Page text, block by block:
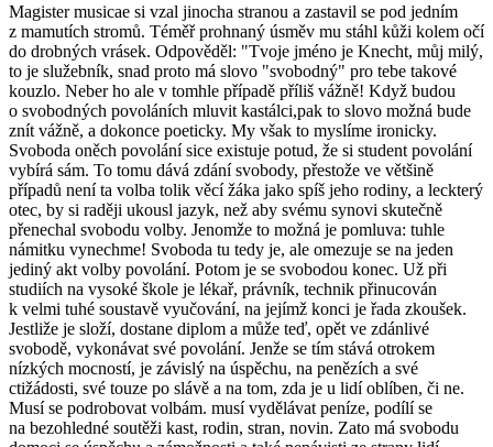
Magister musicae si vzal jinocha stranou a zastavil se pod jedním
z mamutích stromů. Téměř prohnaný úsměv mu stáhl kůži kolem očí
do drobných vrásek. Odpověděl: "Tvoje jméno je Knecht, můj milý,
to je služebník, snad proto má slovo "svobodný" pro tebe takové
kouzlo. Neber ho ale v tomhle případě příliš vážně! Když budou
o svobodných povoláních mluvit kastálci,pak to slovo možná bude
znít vážně, a dokonce poeticky. My však to myslíme ironicky.
Svoboda oněch povolání sice existuje potud, že si student povolání
vybírá sám. To tomu dává zdání svobody, přestože ve většině
případů není ta volba tolik věcí žáka jako spíš jeho rodiny, a leckterý
otec, by si raději ukousl jazyk, než aby svému synovi skutečně
přenechal svobodu volby. Jenomže to možná je pomluva: tuhle
námitku vynechme! Svoboda tu tedy je, ale omezuje se na jeden
jediný akt volby povolání. Potom je se svobodou konec. Už při
studiích na vysoké škole je lékař, právník, technik přinucován
k velmi tuhé soustavě vyučování, na jejímž konci je řada zkoušek.
Jestliže je složí, dostane diplom a může teď, opět ve zdánlivé
svobodě, vykonávat své povolání. Jenže se tím stává otrokem
nízkých mocností, je závislý na úspěchu, na penězích a své
ctižádosti, své touze po slávě a na tom, zda je u lidí oblíben, či ne.
Musí se podrobovat volbám. musí vydělávat peníze, podílí se
na bezohledné soutěži kast, rodin, stran, novin. Zato má svobodu